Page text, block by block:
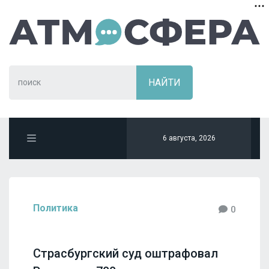
6 августа, 2026
Политика 0
Страсбургский суд оштрафовал